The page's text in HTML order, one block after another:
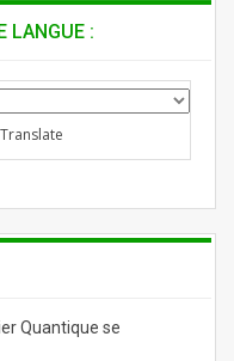
LANGUE :
Translate
Quantique se